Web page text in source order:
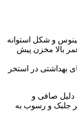
و شکل استوانه
بالا مخزن پیش
بهداشتی در استخر
دلیل صافی و
جلبک و رسوب به